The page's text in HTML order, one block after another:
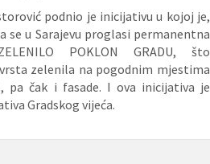
podnio je inicijativu u kojoj je,
se u Sarajevu proglasi permanentna
POKLON GRADU, što
zelenila na pogodnim mjestima
pa čak i fasade. I ova inicijativa je
Gradskog vijeća.